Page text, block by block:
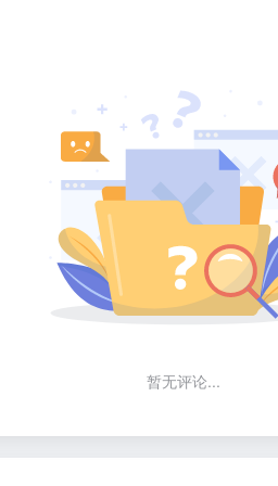
暂无评论...